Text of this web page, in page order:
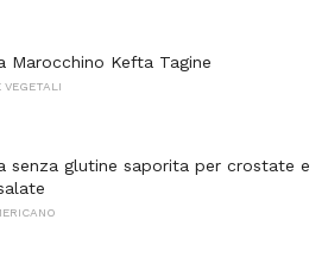
Marocchino Kefta Tagine
VEGETALI
senza glutine saporita per crostate e